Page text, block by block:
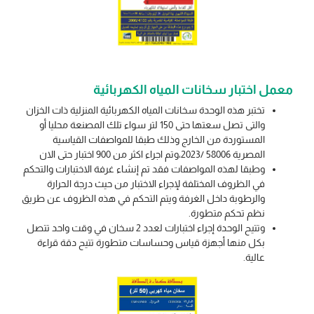
معمل اختبار سخانات المياه الكهربائية
تختبر هذه الوحدة سخانات المياه الكهربائية المنزلية ذات الخزان
والتى تصل سعتها حتى 150 لتر سواء تلك المصنعة محليا أو
المستوردة من الخارج وذلك طبقا للمواصفات القياسية
المصرية 58006 /2023،وتم اجراء اكثر من 900 اختبار حتى الان
وطبقا لهذه المواصفات فقد تم إنشاء غرفة الاختبارات والتحكم
في الظروف المختلفة لإجراء الاختبار من حيث درجة الحرارة
والرطوبة داخل الغرفة ويتم التحكم في هذه الظروف عن طريق
نظم تحكم متطورة.
وتتيح الوحدة إجراء اختبارات لعدد 2 سخان في وقت واحد تتصل
بكل منها أجهزة قياس وحساسات متطورة تتيح دقة قراءة
عالية.